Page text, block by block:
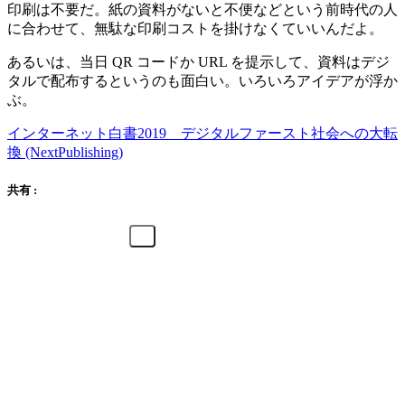
印刷は不要だ。紙の資料がないと不便などという前時代の人
に合わせて、無駄な印刷コストを掛けなくていいんだよ。
あるいは、当日 QR コードか URL を提示して、資料はデジ
タルで配布するというのも面白い。いろいろアイデアが浮か
ぶ。
インターネット白書2019 デジタルファースト社会への大転
換 (NextPublishing)
共有 :